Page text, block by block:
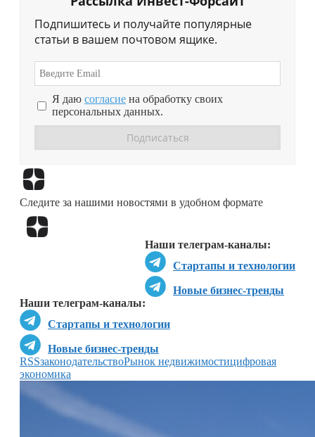
Подпишитесь и получайте популярные
статьи в вашем почтовом ящике.
Я даю согласие на обработку своих
персональных данных.
Следите за нашими новостями в удобном формате
Наши телеграм-каналы:
Стартапы и технологии
Новые бизнес-тренды
Наши телеграм-каналы:
Стартапы и технологии
Новые бизнес-тренды
RSSзаконодательствоРынок недвижимостицифровая
экономика